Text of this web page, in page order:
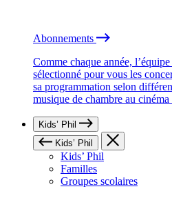
Abonnements
Comme chaque année,
sélectionné pour vous les
sa programmation selon
musique de chambre au
Kids’ Phil
Kids’ Phil
Kids’ Phil
Familles
Groupes scolaires